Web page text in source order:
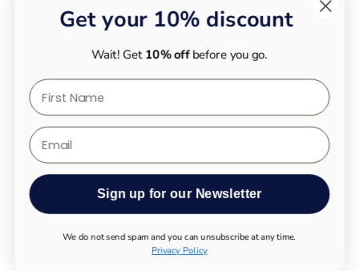
Get your 10% discount
Wait! Get10% offbefore you go.
First Name
Email
Sign up for our Newsletter
We do not send spam and you can unsubscribe at any time.
Privacy Policy